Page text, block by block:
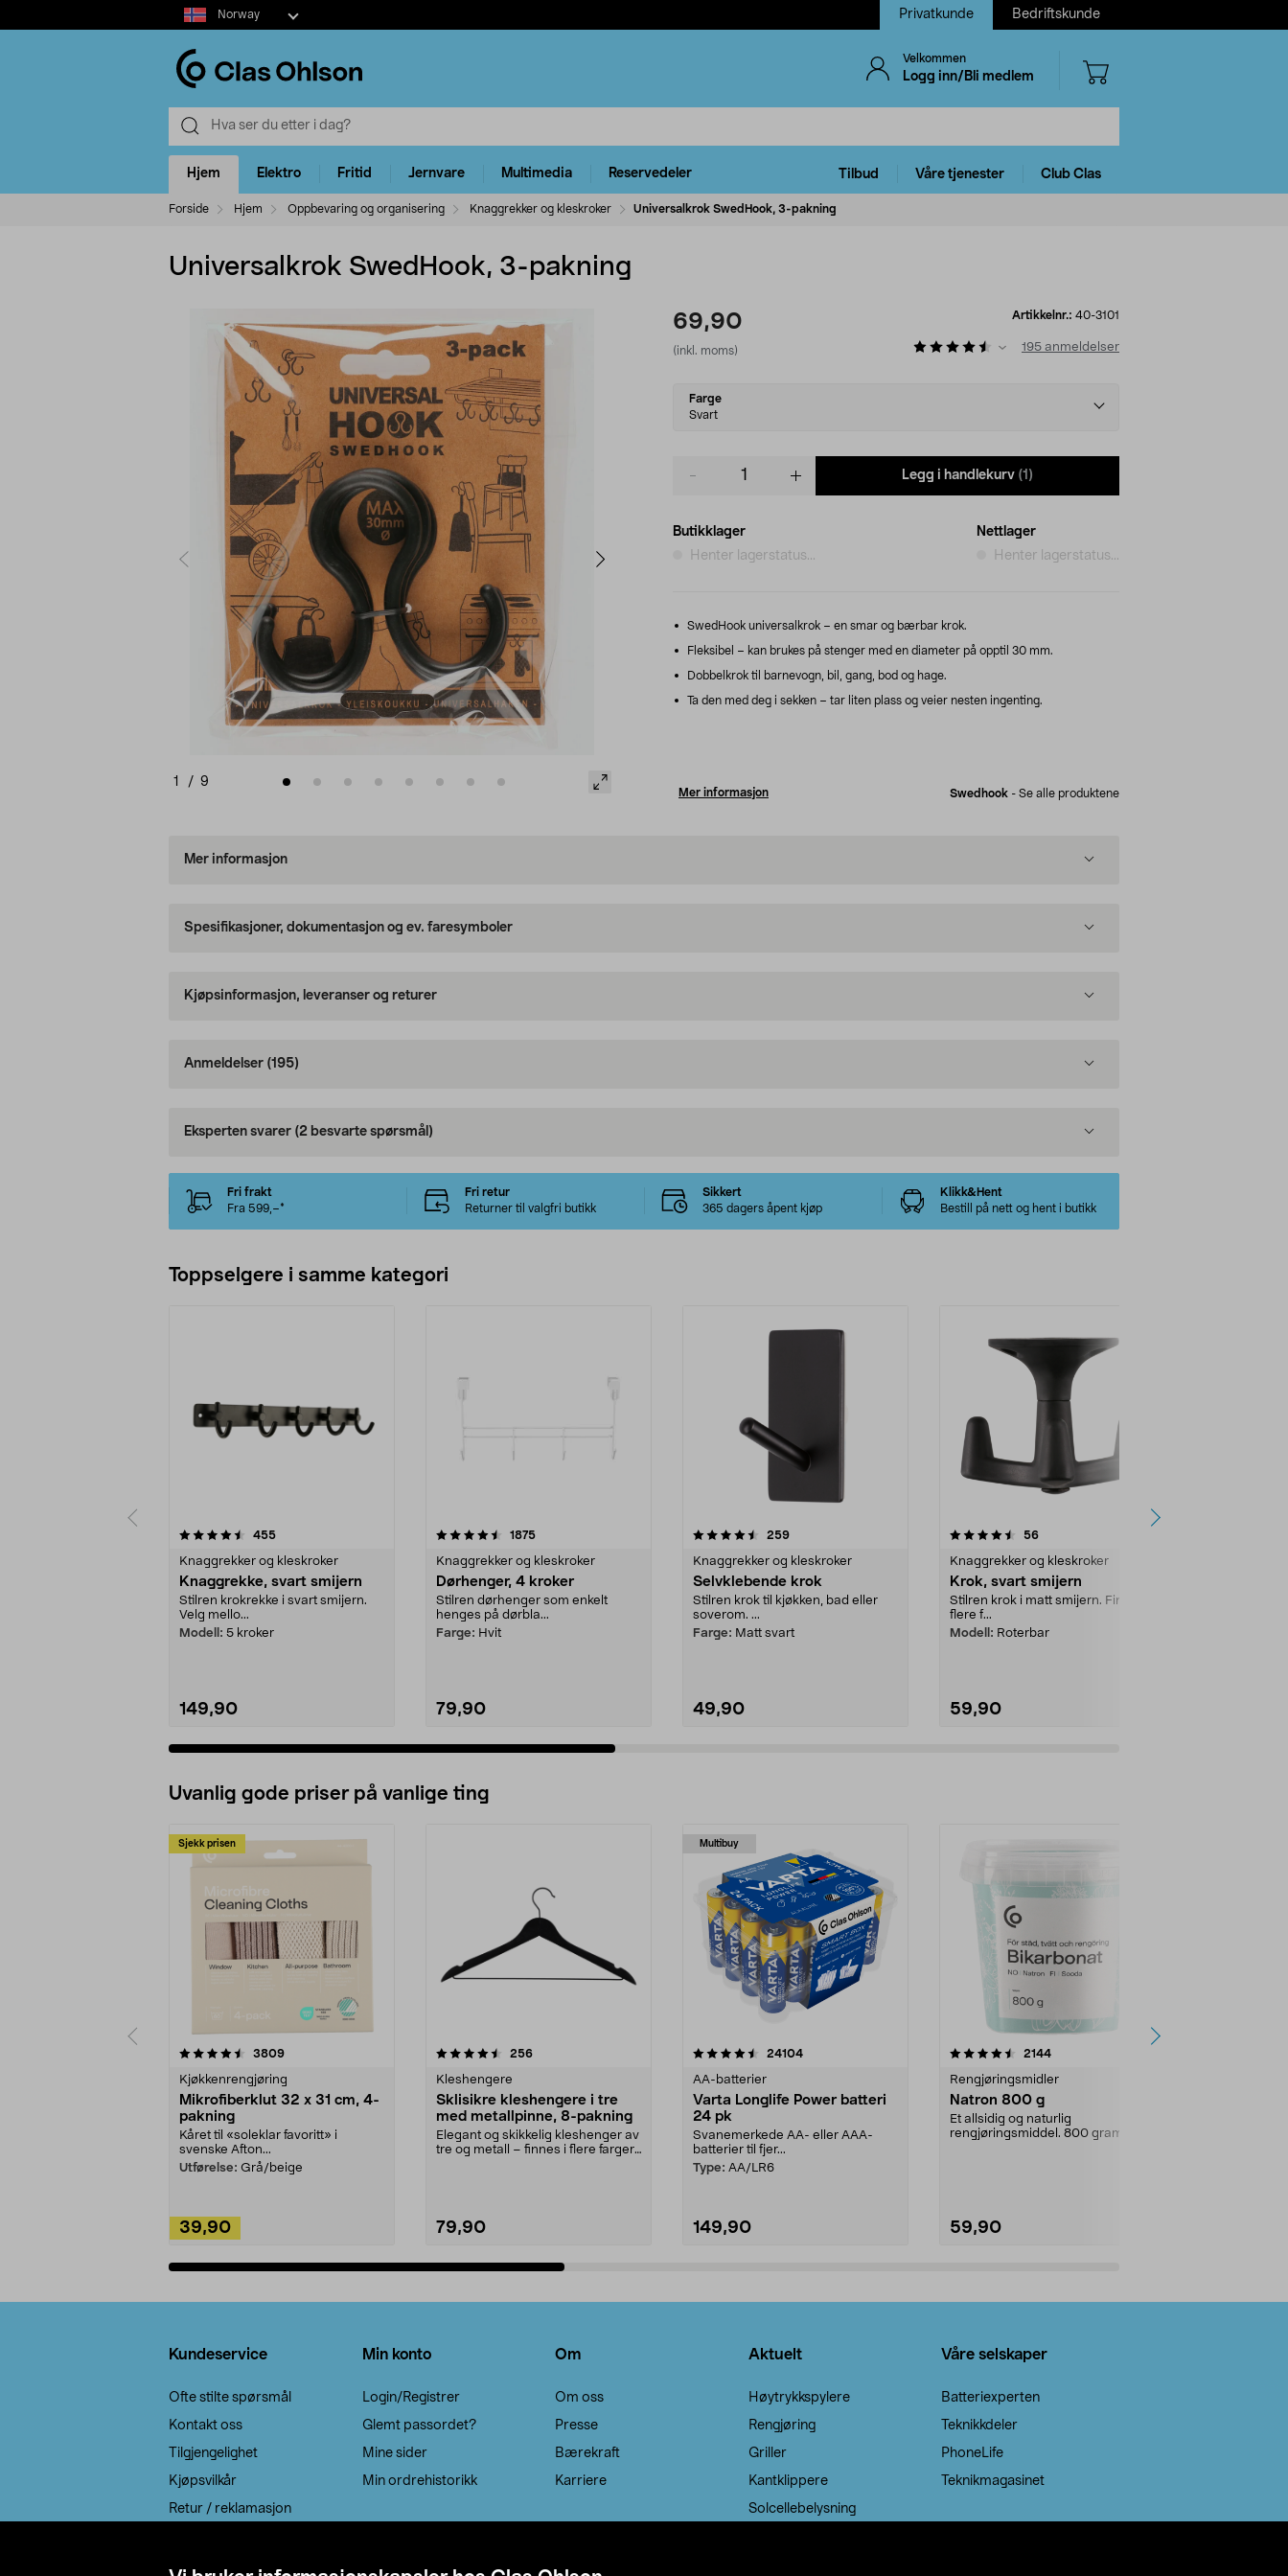
Select
market
Norway Privatkunde Bedriftskunde
Velkommen
Logg inn/Bli medlem
Hjem Elektro Fritid Jernvare Multimedia Reservedeler Tilbud Våre tjenester Club Clas
Forside Hjem Oppbevaring og organisering Knaggrekker og kleskroker Universalkrok SwedHook, 3-pakning
Universalkrok SwedHook, 3-pakning
1 / 9
69,90
(inkl. moms)
Artikkelnr.: 40-3101
195 anmeldelser
Select
variant
Farge
Svart
Legg i handlekurv (1)
Butikklager
Henter lagerstatus...
Nettlager
Henter lagerstatus...
SwedHook universalkrok – en smar og bærbar krok.
Fleksibel – kan brukes på stenger med en diameter på opptil 30 mm.
Dobbelkrok til barnevogn, bil, gang, bod og hage.
Ta den med deg i sekken – tar liten plass og veier nesten ingenting.
Mer informasjon Swedhook - Se alle produktene
Mer informasjon
Spesifikasjoner, dokumentasjon og ev. faresymboler
Kjøpsinformasjon, leveranser og returer
Anmeldelser (195)
Eksperten svarer (2 besvarte spørsmål)
Fri frakt
Fra 599,–*
Fri retur
Returner til valgfri butikk
Sikkert
365 dagers åpent kjøp
Klikk&Hent
Bestill på nett og hent i butikk
Toppselgere i samme kategori
455anmeldelser
Knaggrekker og kleskroker
Knaggrekke, svart smijern
Stilren krokrekke i svart smijern.
Velg mello...
Modell: 5 kroker
149,90
4.5 av 5 stjerner 1875anmeldelser
Knaggrekker og kleskroker
Dørhenger, 4 kroker
Stilren dørhenger som enkelt
henges på dørbla...
Farge: Hvit
79,90
4.5 av 5 stjerner 259anmeldelser
Knaggrekker og kleskroker
Selvklebende krok
Stilren krok til kjøkken, bad eller
soverom. ...
Farge: Matt svart
49,90
4.5 av 5 stjerner 56anmeldelser
Knaggrekker og kleskroker
Krok, svart smijern
Stilren krok i matt smijern. Finnes i
flere f...
Modell: Roterbar
59,90
4.5 av 5 stjerner
Uvanlig gode priser på vanlige ting
Sjekk prisen
3809anmeldelser
Kjøkkenrengjøring
Mikrofiberklut 32 x 31 cm, 4-
pakning
Kåret til «soleklar favoritt» i
svenske Afton...
Utførelse: Grå/beige
39,90
4.5av 5 stjerner 256anmeldelser
Kleshengere
Sklisikre kleshengere i tre
med metallpinne, 8-pakning
Elegant og skikkelig kleshenger av
tre og metall – finnes i flere farger.
79,90
Multibuy
4.5av 5 stjerner 24104anmeldelser
AA-batterier
Varta Longlife Power batteri
24 pk
Svanemerkede AA- eller AAA-
batterier til fjer...
Type: AA/LR6
149,90
4.5av 5 stjerner 2144anmeldelser
Rengjøringsmidler
Natron 800 g
Et allsidig og naturlig
rengjøringsmiddel. 800 gram
59,90
4.0av 5 stjerner
Kundeservice
Ofte stilte spørsmål
Kontakt oss
Tilgjengelighet
Kjøpsvilkår
Retur / reklamasjon
Min konto
Login/Registrer
Glemt passordet?
Mine sider
Min ordrehistorikk
Om
Om oss
Presse
Bærekraft
Karriere
Aktuelt
Høytrykkspylere
Rengjøring
Griller
Kantklippere
Solcellebelysning
Våre selskaper
Batteriexperten
Teknikkdeler
PhoneLife
Teknikmagasinet